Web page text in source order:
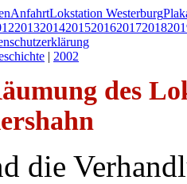
AnfahrtLokstation Westerburg
201320142015201620172018
| 2002
des
die